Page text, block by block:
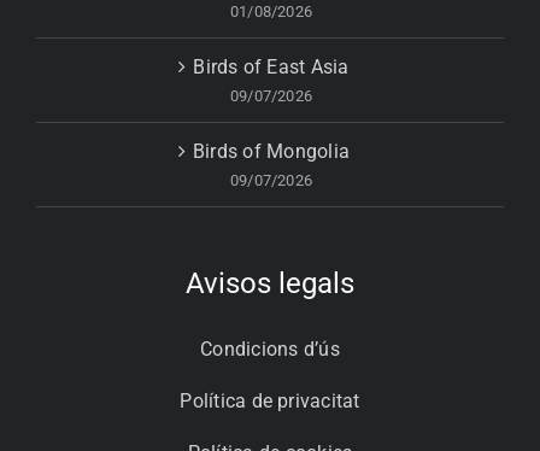
01/08/2026
Birds of East Asia
09/07/2026
Birds of Mongolia
09/07/2026
Avisos legals
Condicions d’ús
Política de privacitat